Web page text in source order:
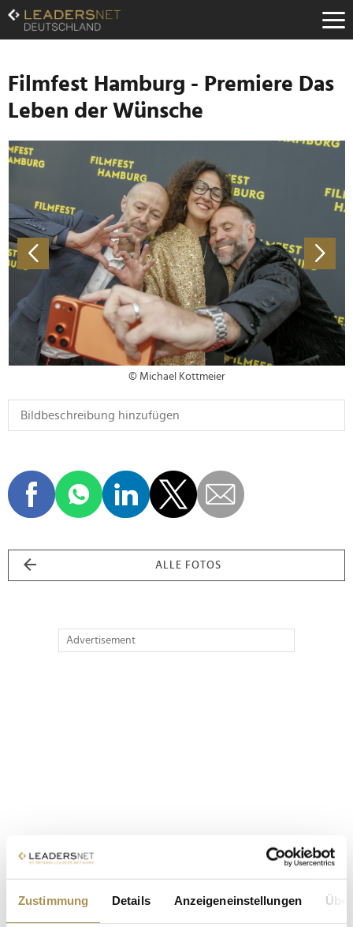
Zustimmung Details Anzeigeneinstellungen
Zum
Inhalt
Zur
Navigation
Zur
Hauptnavigation
Filmfest Hamburg - Premiere Das
Leben der Wünsche
© Michael Kottmeier
ALLE FOTOS
Advertisement